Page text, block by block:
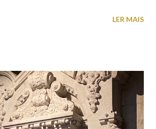
outros. Horário de funcionamento | Verão
em Viana do Castelo (2019.10.25)
do Castelo (2019.10.25) Feira Semanal
(2019.10.25) Feira Semanal em Viana do
Feira Semanal em Viana do Castelo
LER MAIS